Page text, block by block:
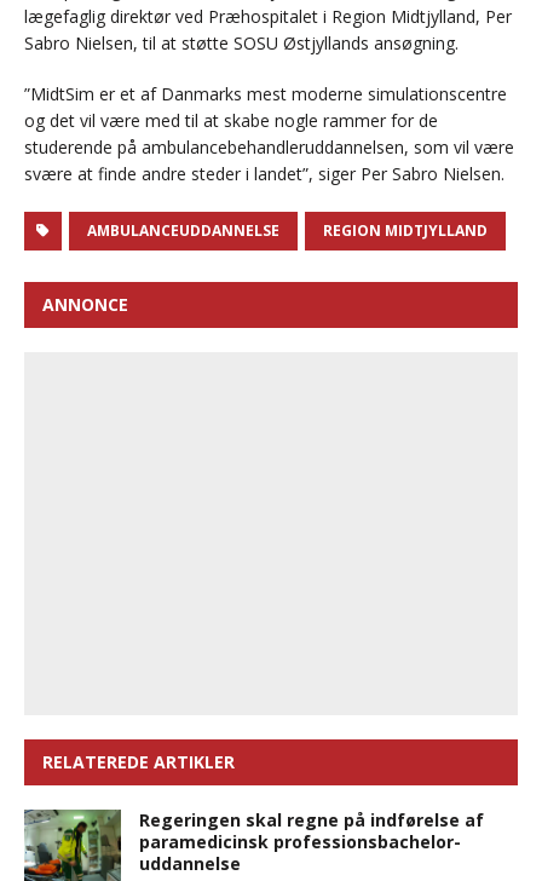
lægefaglig direktør ved Præhospitalet i Region Midtjylland, Per
Sabro Nielsen, til at støtte SOSU Østjyllands ansøgning.
”MidtSim er et af Danmarks mest moderne simulationscentre
og det vil være med til at skabe nogle rammer for de
studerende på ambulancebehandleruddannelsen, som vil være
svære at finde andre steder i landet”, siger Per Sabro Nielsen.
AMBULANCEUDDANNELSE REGION MIDTJYLLAND
ANNONCE
RELATEREDE ARTIKLER
Regeringen skal regne på indførelse af
paramedicinsk professionsbachelor-
uddannelse